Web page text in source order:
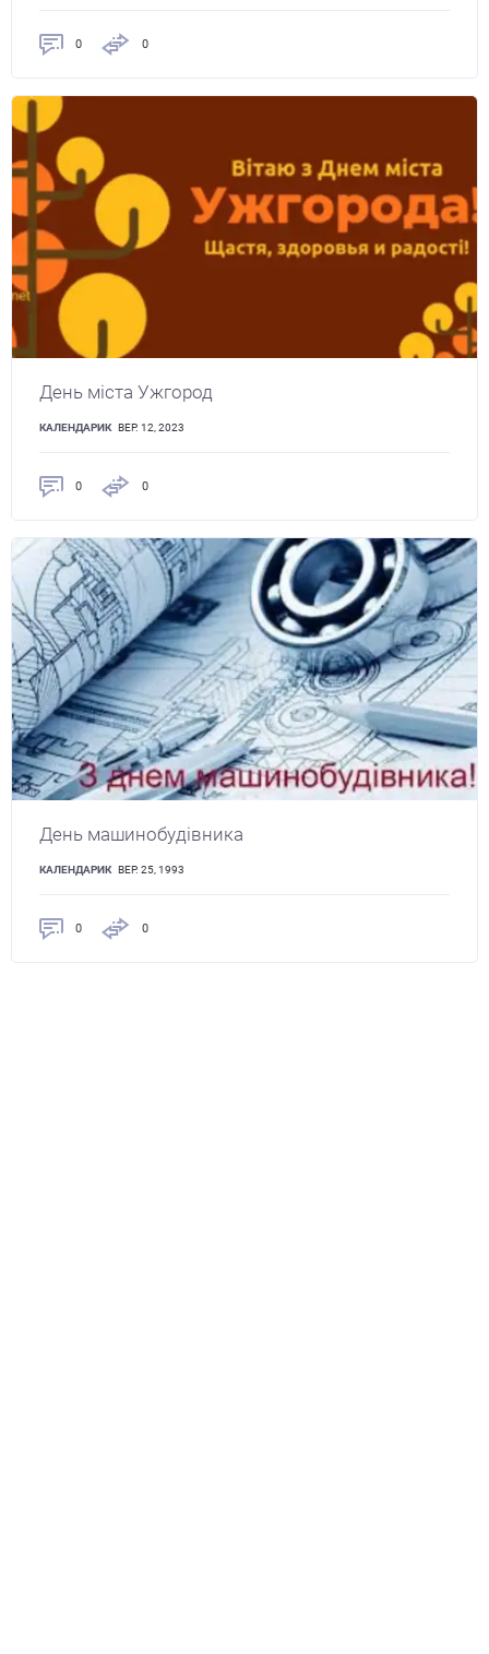
0 0
День міста Ужгород
КАЛЕНДАРИК ВЕР. 12, 2023
0 0
День машинобудівника
КАЛЕНДАРИК ВЕР. 25, 1993
0 0